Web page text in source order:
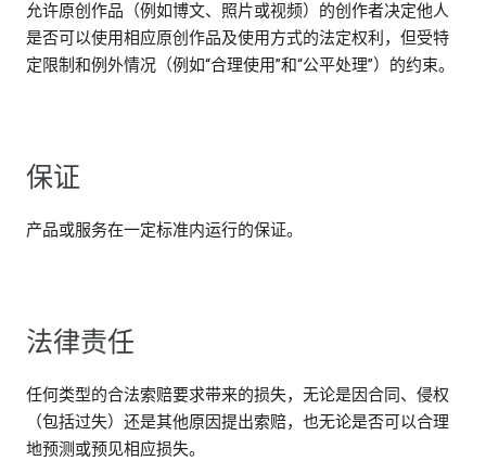
允许原创作品（例如博文、照片或视频）的创作者决定他人
是否可以使用相应原创作品及使用方式的法定权利，但受特
定限制和例外情况（例如“合理使用”和“公平处理”）的约束。
保证
产品或服务在一定标准内运行的保证。
法律责任
任何类型的合法索赔要求带来的损失，无论是因合同、侵权
（包括过失）还是其他原因提出索赔，也无论是否可以合理
地预测或预见相应损失。